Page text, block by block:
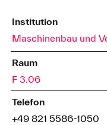
Institution
Maschinenbau und
Raum
F 3.06
Telefon
+49 821 5586-1050